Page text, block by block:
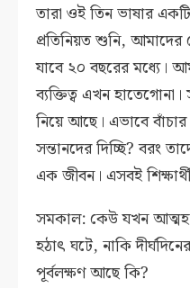
তারা ওই তিন ভাষার
প্রতিনিয়ত শুনি,
যাবে ২০ বছরের মধ্যে।
ব্যক্তিত্ব এখন
নিয়ে আছে। এভাবে
সন্তানদের দিচ্ছি? বরং
এক জীবন। এসবই
সমকাল: কেউ যখন
হঠাৎ ঘটে, নাকি
পূর্বলক্ষণ আছে কি?